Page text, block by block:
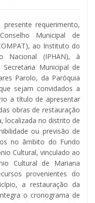
requerimento,
Municipal de
ao Instituto do
Nacional (IPHAN), à
Municipal de
Parolo, da Paróquia
sejam convidados a
a título de apresentar
obras de restauração
localizada no distrito de
ou previsão de
no âmbito do Fundo
Cultural, vinculado ao
Cultural de Mariana
provenientes do
a restauração da
o cronograma de